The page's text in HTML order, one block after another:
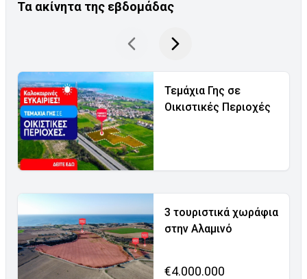
Τα ακίνητα της εβδομάδας
Τεμάχια Γης σε
Οικιστικές Περιοχές
3 τουριστικά χωράφια
στην Αλαμινό
€4.000.000